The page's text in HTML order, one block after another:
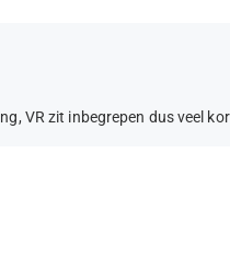
VR zit inbegrepen dus veel